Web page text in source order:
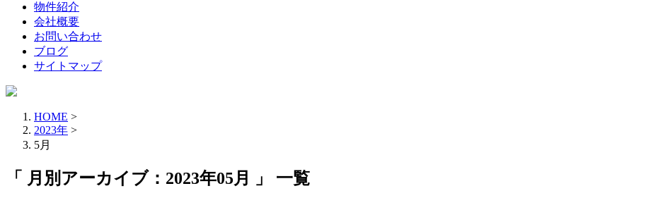
物件紹介
会社概要
お問い合わせ
ブログ
サイトマップ
HOME >
2023年 >
5月
「 月別アーカイブ：2023年05月 」 一覧